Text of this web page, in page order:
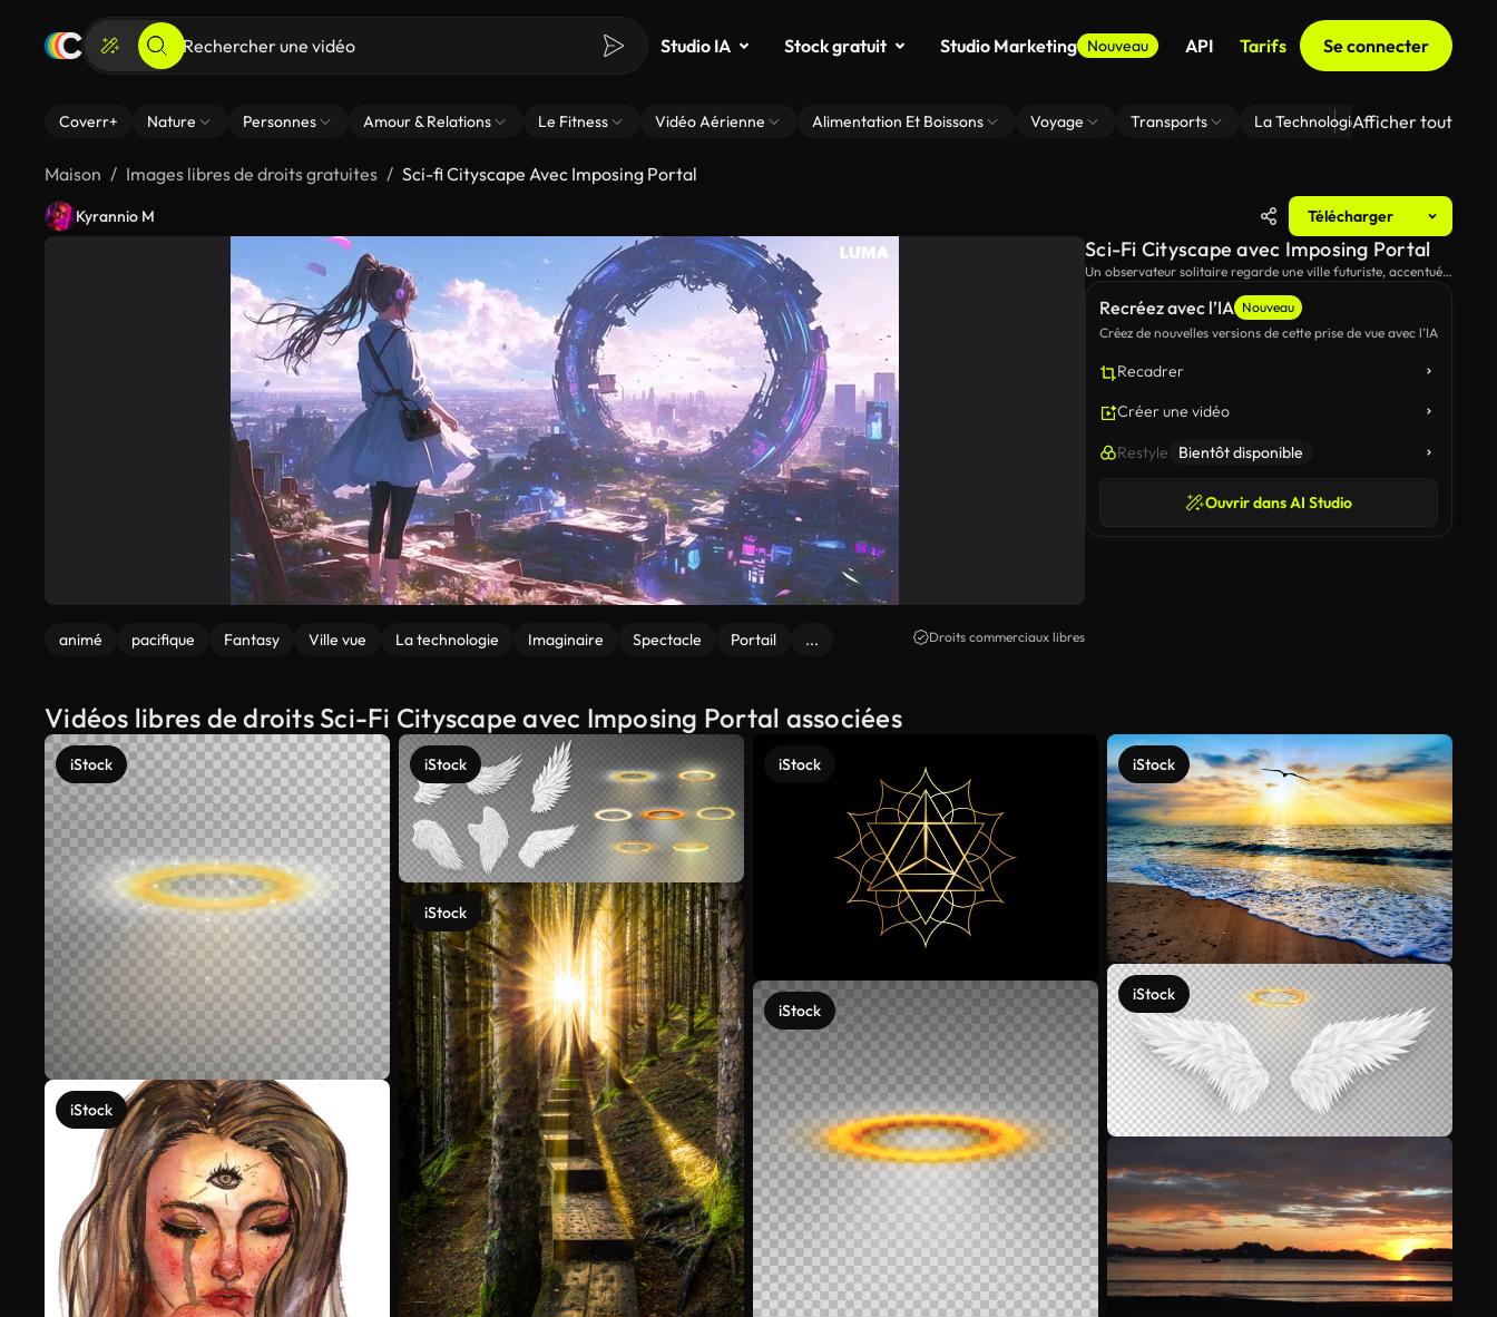
Studio IA Stock gratuit Studio Marketing Nouveau API Tarifs Se connecter
Coverr+ Nature Personnes Amour & Relations Le Fitness Vidéo Aérienne Alimentation Et Boissons Voyage Transports La Technologie Zoom En
Afficher tout
Maison Images libres de droits gratuites Sci-fi Cityscape Avec Imposing Portal
Kyrannio M Télécharger
animé pacifique Fantasy Ville vue La technologie Imaginaire Spectacle Portail ... Droits commerciaux libres
Recréez avec l’IA Nouveau
Créez de nouvelles versions de cette prise de vue avec l’IA
Recadrer
Créer une vidéo
Restyle Bientôt disponible
Ouvrir dans AI Studio
Sci-Fi Cityscape avec Imposing Portal
Un observateur solitaire regarde une ville futuriste, accentuée
Vidéos libres de droits Sci-Fi Cityscape avec Imposing Portal associées
iStock
iStock
iStock
iStock
iStock
iStock
iStock
iStock
Voir plus